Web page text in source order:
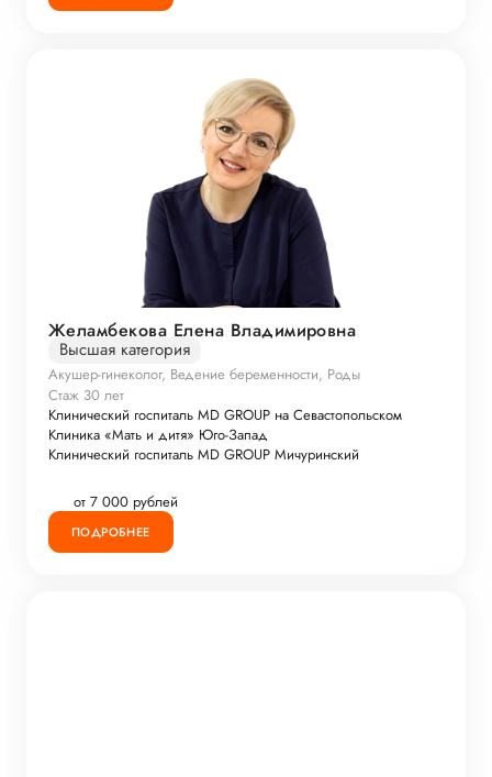
Желамбекова Елена Владимировна
Высшая категория
Акушер-гинеколог, Ведение беременности, Роды
Стаж 30 лет
Клинический госпиталь MD GROUP на Севастопольском
Клиника «Мать и дитя» Юго-Запад
Клинический госпиталь MD GROUP Мичуринский
от 7 000 рублей
ПОДРОБНЕЕ